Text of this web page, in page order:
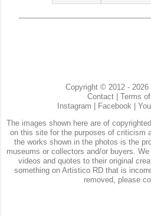
Copyright © 2012 - 2026
Contact| Terms
Instagram
Facebook
The images shown here are of
on this site for the purposes of criticism
the works shown in the photos is the
museums or collectors and/or buyers.
videos and quotes to their original
something on Artistico RD that is
removed, please